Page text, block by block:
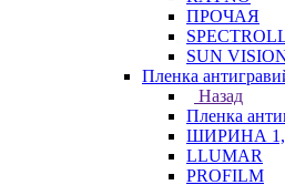
ПРОЧАЯ
SUN
Пленка
Назад
Пленка
ШИРИНА
LLUMAR
PROFILM